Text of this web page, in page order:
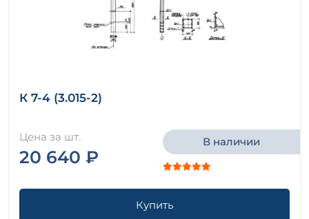
К 7-4 (3.015-2)
Цена за шт.
20 640 ₽
В наличии
Купить